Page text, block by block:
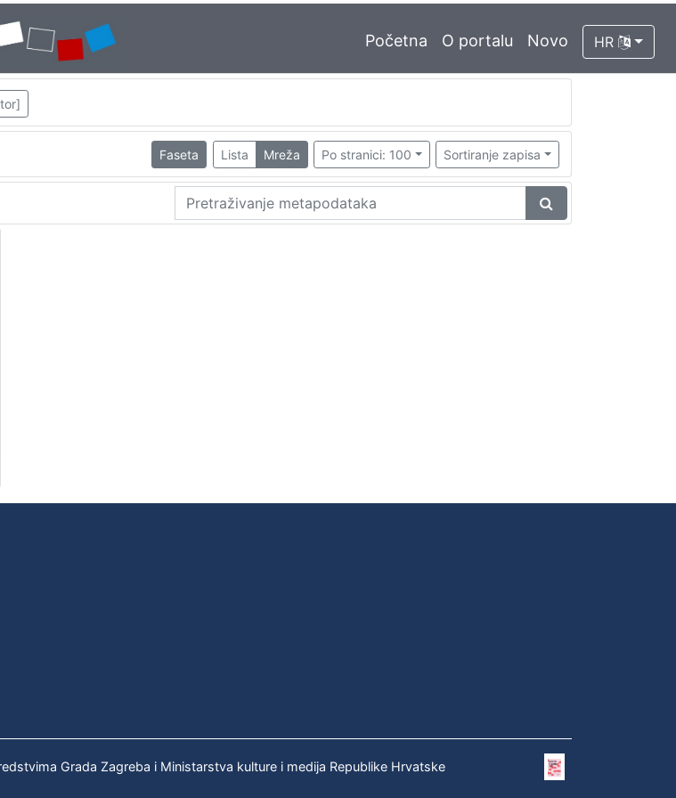
Početna O portalu Novo HR
Faseta Lista Mreža Po stranici: 100 Sortiranje zapisa
Grada Zagreba i Ministarstva kulture i medija Republike Hrvatske